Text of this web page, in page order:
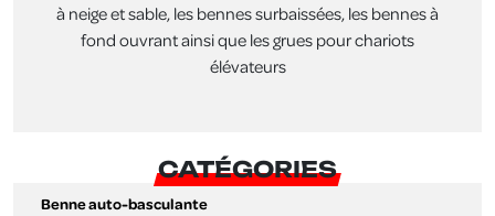
à neige et sable, les bennes surbaissées, les bennes à
fond ouvrant ainsi que les grues pour chariots
élévateurs
CATÉGORIES
Benne auto-basculante